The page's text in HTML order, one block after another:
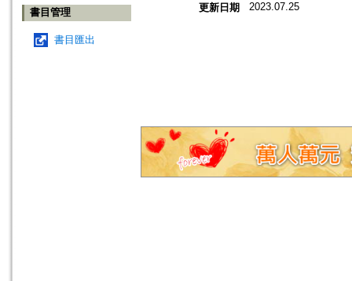
書目管理
書目匯出
更新日期 2023.07.25